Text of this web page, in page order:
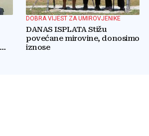
DOBRA VIJEST ZA UMIROVJENIKE
DANAS ISPLATA Stižu
povećane mirovine, donosimo
iznose